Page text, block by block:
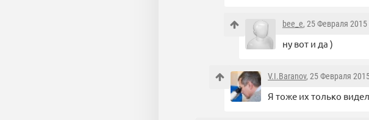
bee_e, 25 Февраля 2015
ну вот и да )
V.I.Baranov, 25 Февраля
Я тоже их только